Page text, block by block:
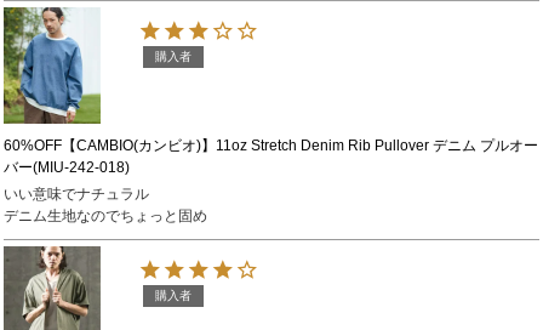
60%OFF【CAMBIO(カンビオ)】11oz Stretch Denim Rib Pullover デニム プルオー
バー(MIU-242-018)
購入者
いい意味でナチュラル
デニム生地なのでちょっと固め
購入者